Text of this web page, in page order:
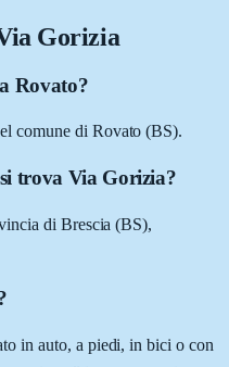
Gorizia
Rovato?
comune di Rovato (BS).
trova Via Gorizia?
di Brescia (BS),
in auto, a piedi, in bici o con